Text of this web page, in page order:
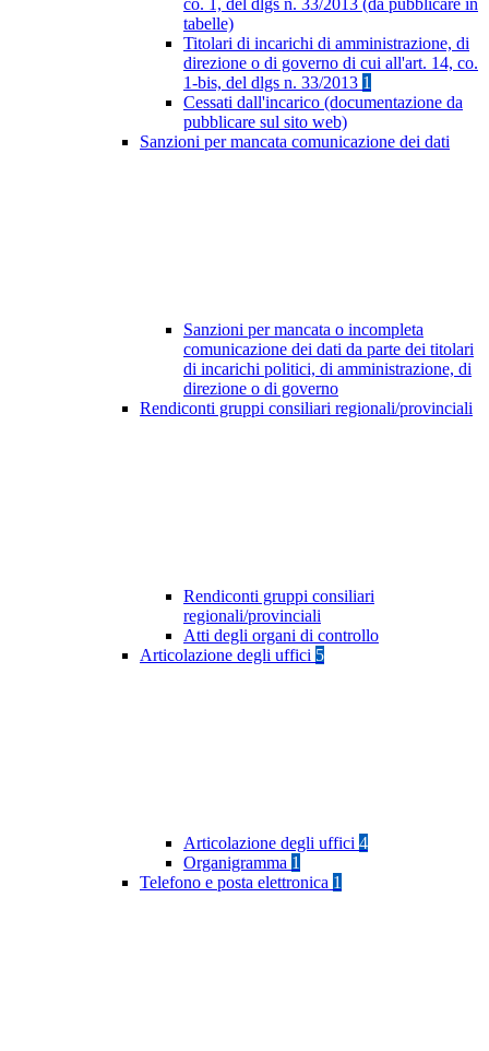
co. 1, del dlgs n. 33/2013 (da pubblicare in
tabelle)
Titolari di incarichi di amministrazione, di
direzione o di governo di cui all'art. 14, co.
1-bis, del dlgs n. 33/2013 1
Cessati dall'incarico (documentazione da
pubblicare sul sito web)
Sanzioni per mancata comunicazione dei dati
Sanzioni per mancata o incompleta
comunicazione dei dati da parte dei titolari
di incarichi politici, di amministrazione, di
direzione o di governo
Rendiconti gruppi consiliari regionali/provinciali
Rendiconti gruppi consiliari
regionali/provinciali
Atti degli organi di controllo
Articolazione degli uffici 5
Articolazione degli uffici 4
Organigramma 1
Telefono e posta elettronica 1